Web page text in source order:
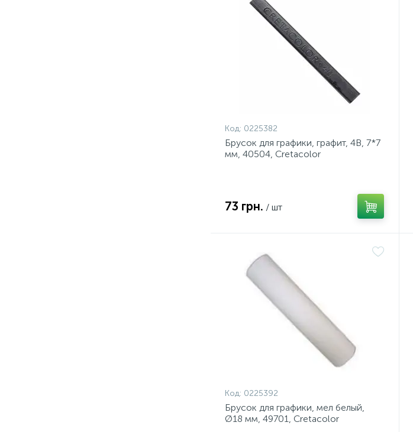
Код: 0225382
Брусок для графики, графит, 4В, 7*7
мм, 40504, Cretacolor
73 грн. / шт
Код: 0225392
Брусок для графики, мел белый,
Ø18 мм, 49701, Cretacolor